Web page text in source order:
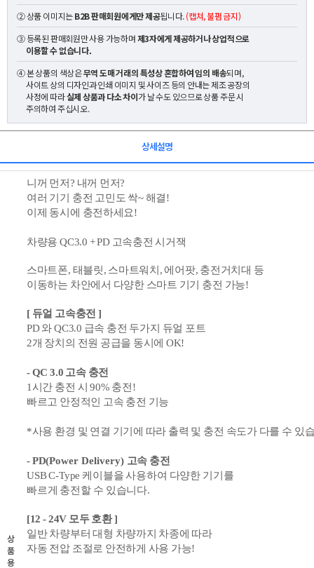
② 상품 이미지는B2B 판매회원에게만 제공됩니다.(캡쳐, 불펌 금지)
③ 등록된 판매회원만 사용 가능하며제3자에게 제공하거나 상업적으로
이용할 수 없습니다.
④ 본 상품의 색상은무역 도매 거래의 특성상 혼합하여 임의 배송되며,
사이트 상의 디자인과 인쇄 이미지 및 사이즈 등의 안내는 제조 공장의
사정에 따라실제 상품과 다소 차이가 날 수도 있으므로 상품 주문 시
주의하여 주십시오.
상세설명
상
품
용
니꺼 먼저? 내꺼 먼저?
여러 기기 충전 고민도 싹~ 해결!
이제 동시에 충전하세요!
차량용 QC3.0 + PD 고속충전 시거잭
스마트폰, 태블릿, 스마트워치, 에어팟, 충전거치대 등
이동하는 차안에서 다양한 스마트 기기 충전 가능!
[ 듀얼 고속충전 ]
PD 와QC3.0 급속 충전 두가지 듀얼 포트
2개 장치의 전원 공급을 동시에 OK!
- QC 3.0 고속 충전
1시간 충전 시 90% 충전!
빠르고 안정적인 고속 충전 기능
*사용 환경 및 연결 기기에 따라 출력 및 충전 속도가 다를 수 있
- PD(Power Delivery) 고속 충전
USB C-Type 케이블을 사용하여 다양한 기기를
빠르게 충전할 수 있습니다.
[12 - 24V 모두 호환 ]
일반 차량부터 대형 차량까지 차종에 따라
자동 전압 조절로 안전하게 사용 가능!